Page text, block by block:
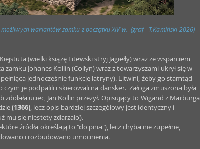
wariantów zamku z początku XIV w.  (graf - T.Kamiński 2026)
(wielki książę Litewski stryj Jagiełły) wraz ze wsparciem
Johanes Kollin (Collyn) wraz z towarzyszami ukrył się w
jednocześnie funkcję latryny). Litwini, żeby go stamtąd
czym je podpalili i skierowali na dansker.  Załoga zmuszona była
uciec, Jan Kollin przeżył. Opisujący to Wigand z Marburga
(1366), lecz opis bardziej szczegółowy jest identyczny i
mu się niestety zdarzało).
źródła określają to "do pnia"), lecz chyba nie zupełnie,
i rozbudowano umocnienia.